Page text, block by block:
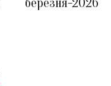
березня-2026